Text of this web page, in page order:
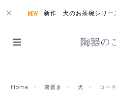
新作 犬のお茶碗シリー
Home 箸置き 犬 コー